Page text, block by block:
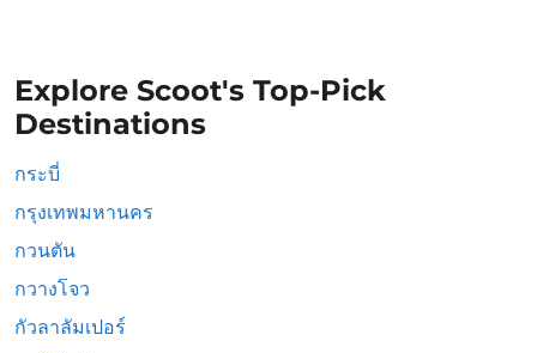
Explore Scoot's Top-Pick
Destinations
กระบี่
กรุงเทพมหานคร
กวนตัน
กวางโจว
กัวลาลัมเปอร์